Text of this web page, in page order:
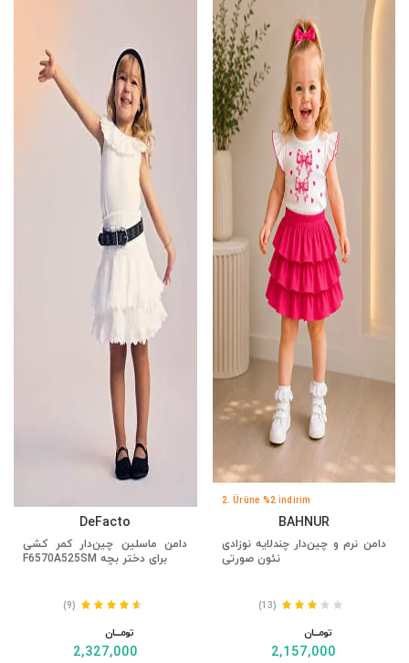
2. Ürüne %2 İndirim
BAHNUR
دامن نرم و چین‌دار چندلایه نوزادی
نئون صورتی
(13)
تومــــــان
2,157,000
DeFacto
دامن ماسلین چین‌دار کمر کشی
برای دختر بچه F6570A525SM
(9)
تومــــــان
2,327,000